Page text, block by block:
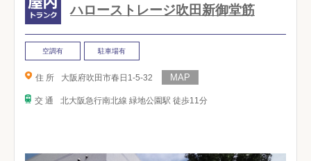
ハローストレージ吹田新御堂筋
空調有 駐車場有
住 所 大阪府吹田市春日1-5-32
交 通 北大阪急行南北線 緑地公園駅 徒歩11分